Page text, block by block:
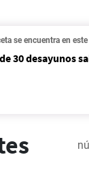
se encuentra en
30 desayunos